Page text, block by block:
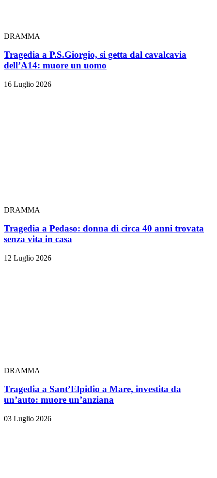
DRAMMA
Tragedia a P.S.Giorgio, si getta dal cavalcavia
dell’A14: muore un uomo
16 Luglio 2026
DRAMMA
Tragedia a Pedaso: donna di circa 40 anni trovata
senza vita in casa
12 Luglio 2026
DRAMMA
Tragedia a Sant’Elpidio a Mare, investita da
un’auto: muore un’anziana
03 Luglio 2026